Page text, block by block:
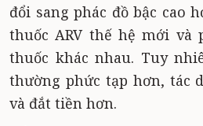
đổi sang phác đồ bậc cao
thuốc ARV thế hệ mới và
thuốc khác nhau. Tuy
thường phức tạp hơn, tác
và đắt tiền hơn.